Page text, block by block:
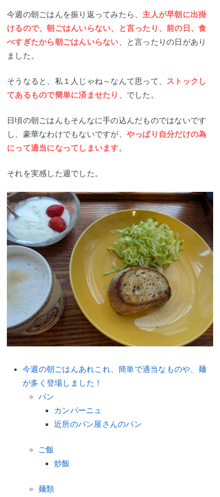
今週の朝ごはんを振り返ってみたら、主人が早朝に出掛
けるので、朝ごはんいらない、と言ったり、前の日、食
べすぎたから朝ごはんいらない、と言ったりの日があり
ました。
そうなると、私１人じゃね～なんて思って、 ストックし
てあるもので簡単に済ませたり 、でした。
日頃の朝ごはんもそんなに手の込んだものではないです
し、豪華なわけでもないですが、 やっぱり自分だけの為
にって適当になってしまいます。
それを実感した週でした。
今週の朝ごはんあれこれ、簡単で適当なものや、麺
が多く登場しました！
パン
カンパーニュ
近所のパン屋さんのパン
ご飯
炒飯
麺類